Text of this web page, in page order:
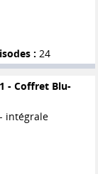
: 24
- Coffret Blu-
intégrale